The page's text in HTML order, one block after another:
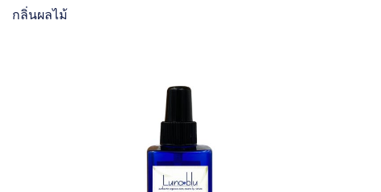
กลิ่นผลไม้